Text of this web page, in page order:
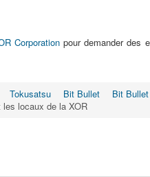
Corporation pour demander des
Tokusatsu Bit Bullet Bit
locaux de la XOR